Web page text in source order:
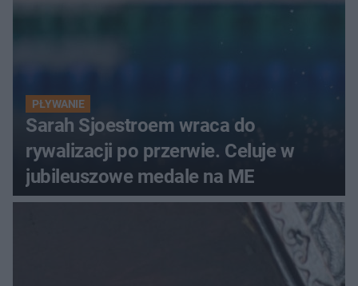
PŁYWANIE
Sarah Sjoestroem wraca do
rywalizacji po przerwie. Celuje w
jubileuszowe medale na ME